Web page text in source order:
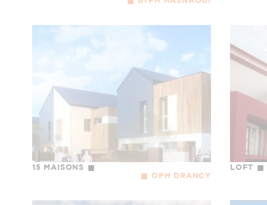
15 MAISONS
OPH DRANCY
LOFT